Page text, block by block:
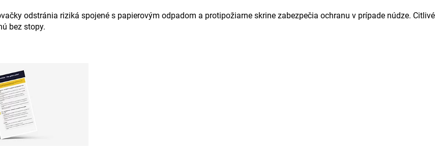
odstránia riziká spojené s papierovým odpadom a protipožiarne skrine zabezpečia ochranu v prípade núdze. Citlivé
bez stopy.